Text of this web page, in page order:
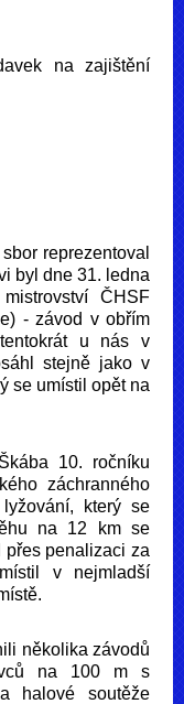
na zajištění
reprezentoval
byl dne 31. ledna
ČHSF
- závod v obřím
u nás v
stejně jako v
se umístil opět na
10. ročníku
záchranného
který se
na 12 km se
přes penalizaci za
v nejmladší
několika závodů
na 100 m s
halové soutěže